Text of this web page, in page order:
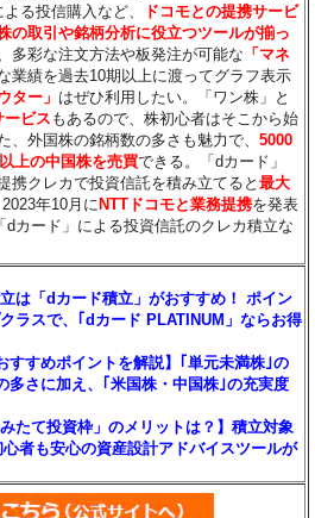
る投信購入など、
ドコモとの提携サービ
の取引や銘柄分析に役立つツールが揃っ
多彩な注文方法や板発注が可能な 「マネ
業績を過去10期以上に渡ってグラフ表示
ター」 はぜひ利用したい。「ワン株」と
ービス もあるので、株初心者はそこから始
、外国株の銘柄数の多さも魅力で、5000
上の中国株を売買できる。「dカード」
携クレカで投資信託を積み立てると最大
年10月にNTTドコモと業務提携を発表
dカード」による投資信託のクレカ積立な
は「dカード積立」がおすすめ！ ポイン
ラスで、｢dカード PLATINUM」ならお得
すめポイントを解説】｢単元未満株｣の
多さに加え、｢米国株・中国株｣の充実度
たて投資枠」のメリットは？】積立対象
者も安心の資産設計アドバイスツールが